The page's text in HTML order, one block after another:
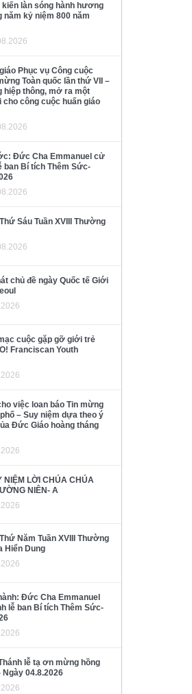
làn sóng hành hương
năm kỷ niệm 800 năm
Phục vụ Công cuộc
Toàn quốc lần thứ VII –
hiệp thông, mở ra một
công cuộc huấn giáo
Đức Cha Emmanuel cử
ban Bí tích Thêm Sức-
Sáu Tuần XVIII Thường
chủ đề ngày Quốc tế Giới
cuộc gặp gỡ giới trẻ
Franciscan Youth
việc loan báo Tin mừng
– Suy niệm dựa theo ý
Đức Giáo hoàng tháng
NIỆM LỜI CHÚA CHÚA
NIÊN- A
Năm Tuần XVIII Thường
Hiển Dung
Đức Cha Emmanuel
lễ ban Bí tích Thêm Sức-
lễ tạ ơn mừng hồng
Ngày 04.8.2026